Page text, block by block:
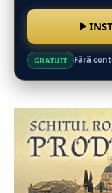
GRATUIT Fără cont